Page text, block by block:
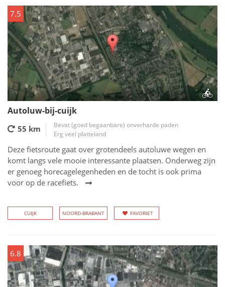
7.5
Autoluw-bij-cuijk
55 km
Bevat (goed begaanbare) onverharde paden
Erg veel platteland
Deze fietsroute gaat over grotendeels autoluwe wegen en
komt langs vele mooie interessante plaatsen. Onderweg zijn
er genoeg horecagelegenheden en de tocht is ook prima
voor op de racefiets.
CUIJK NOORD-BRABANT FAVORIET
6.8